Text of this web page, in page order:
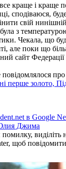
краще і краще
сподіваюся,
свій
з
Чекала, що
але поки що
сайт Федерації
перше золото,
в Google
Джима
виділіть
щоб